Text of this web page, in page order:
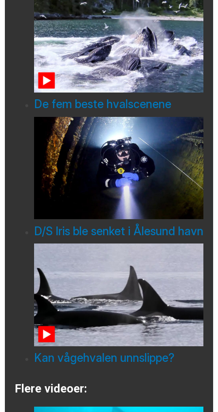
De fem beste hvalscenene
D/S Iris ble senket i Ålesund havn
Kan vågehvalen unnslippe?
Flere videoer: